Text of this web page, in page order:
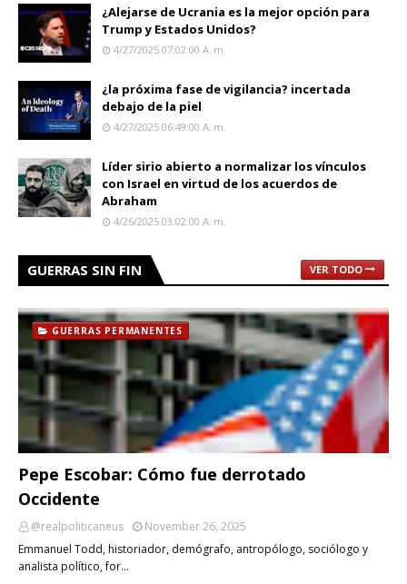
¿Alejarse de Ucrania es la mejor opción para
Trump y Estados Unidos?
4/27/2025 07:02:00 A. M.
¿la próxima fase de vigilancia? incertada
debajo de la piel
4/27/2025 06:49:00 A. M.
Líder sirio abierto a normalizar los vínculos
con Israel en virtud de los acuerdos de
Abraham
4/26/2025 03:02:00 A. M.
GUERRAS SIN FIN VER TODO
GUERRAS PERMANENTES
Pepe Escobar: Cómo fue derrotado
Occidente
@realpoliticaneus
November 26, 2025
Emmanuel Todd, historiador, demógrafo, antropólogo, sociólogo y
analista político, for…